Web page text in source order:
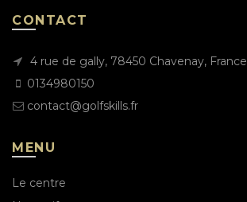
CONTACT
4 rue de gally, 78450 Chavenay, France
0134980150
contact@golfskills.fr
MENU
Le centre